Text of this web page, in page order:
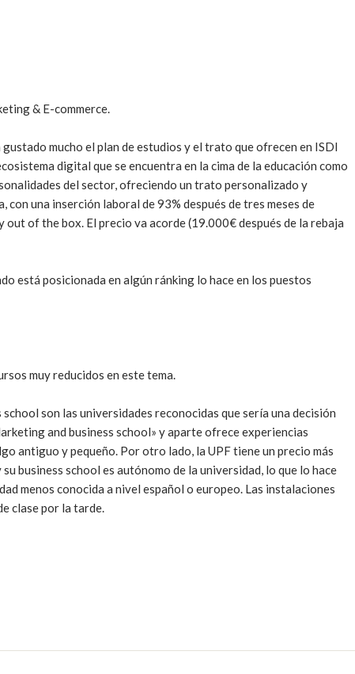
& E-commerce.
mucho el plan de estudios y el trato que ofrecen en ISDI
digital que se encuentra en la cima de la educación como
del sector, ofreciendo un trato personalizado y
una inserción laboral de 93% después de tres meses de
of the box. El precio va acorde (19.000€ después de la rebaja
está posicionada en algún ránking lo hace en los puestos
muy reducidos en este tema.
son las universidades reconocidas que sería una decisión
and business school» y aparte ofrece experiencias
antiguo y pequeño. Por otro lado, la UPF tiene un precio más
business school es autónomo de la universidad, lo que lo hace
menos conocida a nivel español o europeo. Las instalaciones
clase por la tarde.